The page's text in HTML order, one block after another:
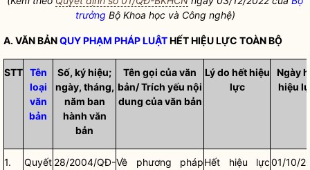
trưởng Bộ Khoa học và Công nghệ)
A. VĂN BẢNQUY PHẠM PHÁP LUẬTHẾT HIỆU LỰC TOÀN BỘ
STT Tên
loại
văn
bản
Số, ký hiệu;
ngày, tháng,
năm ban
hành văn
bản
Tên gọi của văn
bản/ Trích yếu nội
dung của văn bản
Lý do hết hiệu
lực
Ngày
hiệu
1.
Quyết 28/2004/QĐ-Về phương phápHết hiệu lực01/10/